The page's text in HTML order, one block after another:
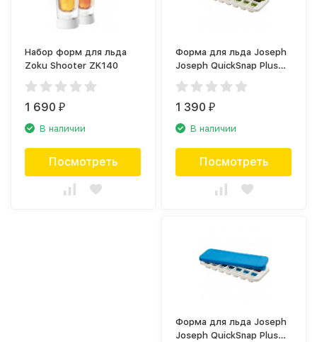
Набор форм для льда
Zoku Shooter ZK140
1 690₽
В наличии
Посмотреть
Форма для льда Joseph
Joseph QuickSnap Plus
20018
1 390₽
В наличии
Посмотреть
Форма для льда Joseph
Joseph QuickSnap Plus